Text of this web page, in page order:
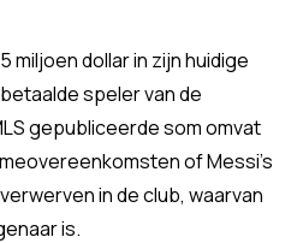
miljoen dollar in zijn huidige
speler van de
gepubliceerde som omvat
of Messi's
in de club, waarvan
is.